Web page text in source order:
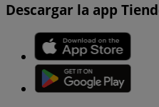
Descargar la app